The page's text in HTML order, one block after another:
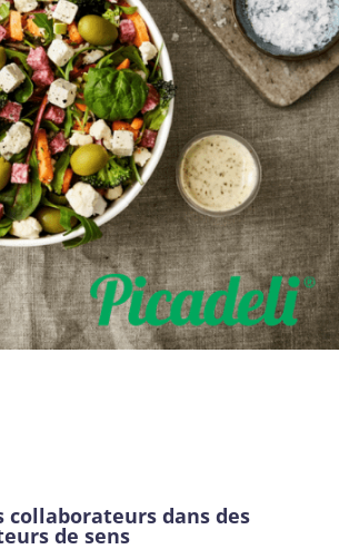
collaborateurs dans des
de sens